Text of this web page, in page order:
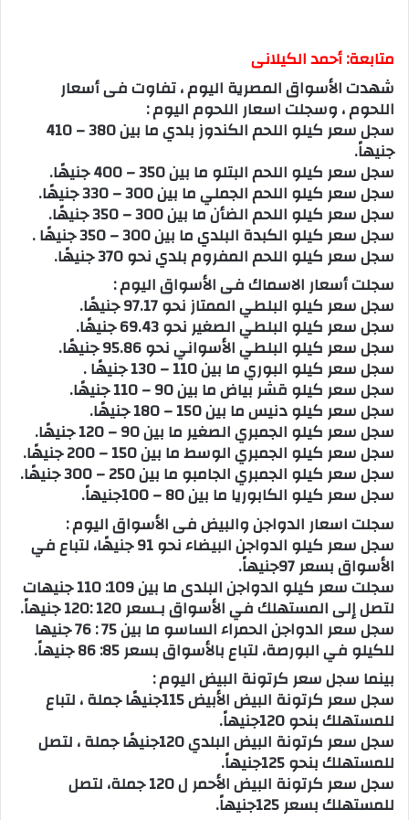
متابعة: أحمد الكيلانى
شهدت الأسواق المصرية اليوم ، تفاوت فى أسعار
اللحوم ، وسجلت اسعار اللحوم اليوم :
سجل سعر كيلو اللحم الكندوز بلدي ما بين 380 – 410
جنيهاً.
سجل سعر كيلو اللحم البتلو ما بين 350 – 400 جنيهًا.
سجل سعر كيلو اللحم الجملي ما بين 300 – 330 جنيهًا.
سجل سعر كيلو اللحم الضأن ما بين 300 – 350 جنيهًا.
سجل سعر كيلو الكبدة البلدي ما بين 300 – 350 جنيهًا .
سجل سعر كيلو اللحم المفروم بلدي نحو 370 جنيهًا.
سجلت أسعار الاسماك فى الأسواق اليوم :
سجل سعر كيلو البلطي الممتاز نحو 97.17 جنيهًا.
سجل سعر كيلو البلطي الصغير نحو 69.43 جنيهًا.
سجل سعر كيلو البلطي الأسواني نحو 95.86 جنيهًا.
سجل سعر كيلو البوري ما بين 110 – 130 جنيهًا .
سجل سعر كيلو قشر بياض ما بين 90 – 110 جنيهًا.
سجل سعر كيلو دنيس ما بين 150 – 180 جنيهًا.
سجل سعر كيلو الجمبري الصغير ما بين 90 – 120 جنيهًا.
سجل سعر كيلو الجمبري الوسط ما بين 150 – 200 جنيهًا.
سجل سعر كيلو الجمبري الجامبو ما بين 250 – 300 جنيهًا.
سجل سعر كيلو الكابوريا ما بين 80 – 100جنيهاً.
سجلت اسعار الدواجن والبيض فى الأسواق اليوم :
سجل سعر كيلو الدواجن البيضاء نحو 91 جنيهًا، لتباع في
الأسواق بسعر 97جنيهاً.
سجلت سعر كيلو الدواجن البلدى ما بين 109: 110 جنيهات
لتصل إلى المستهلك في الأسواق بـسعر 120 :120 جنيهاً.
سجل سعر الدواجن الحمراء الساسو ما بين 75 : 76 جنيها
للكيلو في البورصة، لتباع بالأسواق بسعر 85: 86 جنيهاً.
بينما سجل سعر كرتونة البيض اليوم :
سجل سعر كرتونة البيض الأبيض 115جنيهًا جملة ، لتباع
للمستهلك بنحو 120جنيهاً.
سجل سعر كرتونة البيض البلدي 120جنيهًا جملة ، لتصل
للمستهلك بنحو 125جنيهاً.
سجل سعر كرتونة البيض الأحمر ل 120 جملة، لتصل
للمستهلك بسعر 125جنيهاً.